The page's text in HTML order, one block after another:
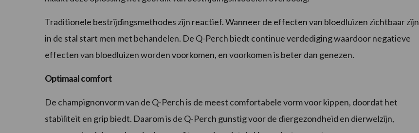
Traditionele bestrijdingsmethodes zijn reactief. Wanneer de effecten van bloedluizen zichtbaar zijn
in de stal start men met behandelen. De Q-Perch biedt continue verdediging waardoor negatieve
effecten van bloedluizen worden voorkomen, en voorkomen is beter dan genezen.
Optimaal comfort
De champignonvorm van de Q-Perch is de meest comfortabele vorm voor kippen, doordat het
stabiliteit en grip biedt. Daarom is de Q-Perch gunstig voor de diergezondheid en dierwelzijn,